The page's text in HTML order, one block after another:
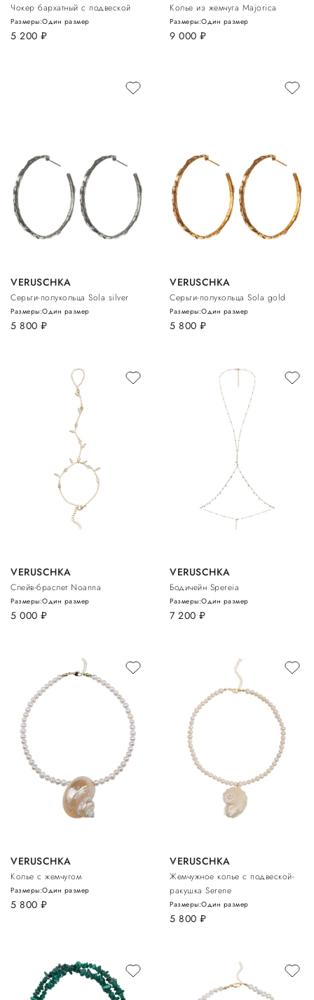
Чокер бархатный с подвеской
5 200 руб.
Размеры:Один размер
Колье из жемчуга Majorica
9 000 руб.
Размеры:Один размер
VERUSCHKA
Cерьги-полукольца Sola silver
5 800 руб.
Размеры:Один размер
VERUSCHKA
Cерьги-полукольца Sola gold
5 800 руб.
Размеры:Один размер
VERUSCHKA
Слейв-браслет Noanna
5 000 руб.
Размеры:Один размер
VERUSCHKA
Бодичейн Spereia
7 200 руб.
Размеры:Один размер
VERUSCHKA
Колье с жемчугом
5 800 руб.
Размеры:Один размер
VERUSCHKA
Жемчужное колье с подвеской-
ракушка Serene
5 800 руб.
Размеры:Один размер